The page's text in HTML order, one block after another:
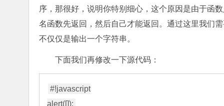
序，那很好，说明你特别细心，这个原因是由于函
名函数先返回，然后自己才能返回。通过这里我们
不仅仅是输出一个字符串。
下面我们再修改一下源代码：
#!javascript